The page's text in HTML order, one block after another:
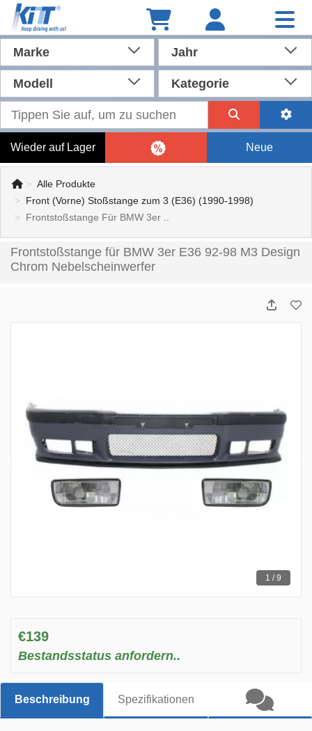
Marke Jahr
Modell Kategorie
Wieder auf Lager Neue
Alle Produkte
Front (Vorne) Stoßstange zum 3 (E36) (1990-1998)
Frontstoßstange Für BMW 3er ..
Frontstoßstange für BMW 3er E36 92-98 M3 Design
Chrom Nebelscheinwerfer
1 / 9
€139
Bestandsstatus anfordern..
Beschreibung Spezifikationen